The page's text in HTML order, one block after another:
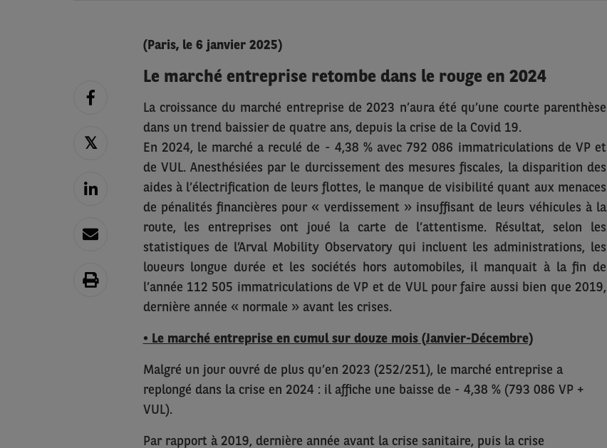
(Paris, le 6 janvier 2025)
Le marché entreprise retombe dans le rouge en 2024
La croissance du marché entreprise de 2023 n’aura été qu’une courte parenthèse
dans un trend baissier de quatre ans, depuis la crise de la Covid 19.
En 2024, le marché a reculé de - 4,38 % avec 792 086 immatriculations de VP et
de VUL. Anesthésiées par le durcissement des mesures fiscales, la disparition des
aides à l’électrification de leurs flottes, le manque de visibilité quant aux menaces
de pénalités financières pour « verdissement » insuffisant de leurs véhicules à la
route, les entreprises ont joué la carte de l’attentisme. Résultat, selon les
statistiques de l’Arval Mobility Observatory qui incluent les administrations, les
loueurs longue durée et les sociétés hors automobiles, il manquait à la fin de
l’année 112 505 immatriculations de VP et de VUL pour faire aussi bien que 2019,
dernière année « normale » avant les crises.
• Le marché entreprise en cumul sur douze mois (Janvier-Décembre)
Malgré un jour ouvré de plus qu’en 2023 (252/251), le marché entreprise a
replongé dans la crise en 2024 : il affiche une baisse de - 4,38 % (793 086 VP +
VUL).
Par rapport à 2019, dernière année avant la crise sanitaire, puis la crise